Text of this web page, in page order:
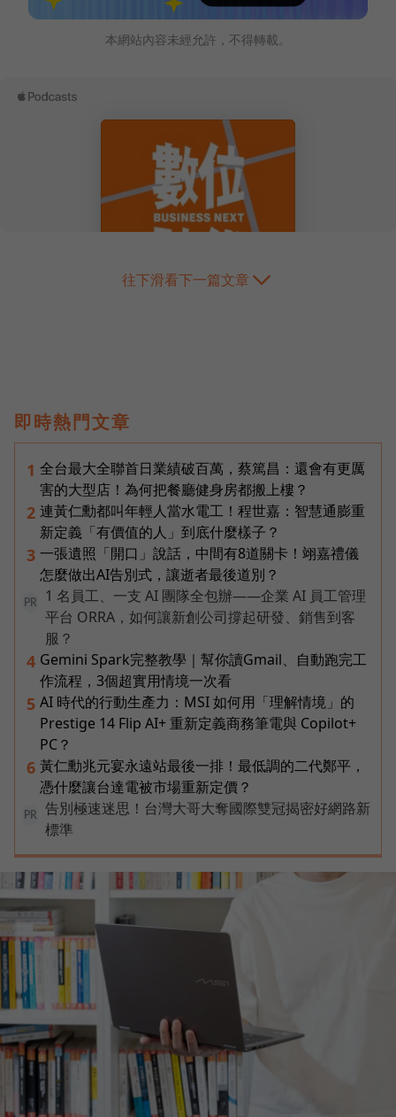
本網站內容未經允許，不得轉載。
往下滑看下一篇文章
即時熱門文章
1 全台最大全聯首日業績破百萬，蔡篤昌：還會有更厲
害的大型店！為何把餐廳健身房都搬上樓？
2 連黃仁勳都叫年輕人當水電工！程世嘉：智慧通膨重
新定義「有價值的人」到底什麼樣子？
3 一張遺照「開口」說話，中間有8道關卡！翊嘉禮儀
怎麼做出AI告別式，讓逝者最後道別？
PR
1 名員工、一支 AI 團隊全包辦——企業 AI 員工管理
平台 ORRA，如何讓新創公司撐起研發、銷售到客
服？
4 Gemini Spark完整教學｜幫你讀Gmail、自動跑完工
作流程，3個超實用情境一次看
5 AI 時代的行動生產力：MSI 如何用「理解情境」的
Prestige 14 Flip AI+ 重新定義商務筆電與 Copilot+
PC？
6 黃仁勳兆元宴永遠站最後一排！最低調的二代鄭平，
憑什麼讓台達電被市場重新定價？
PR
告別極速迷思！台灣大哥大奪國際雙冠揭密好網路新
標準